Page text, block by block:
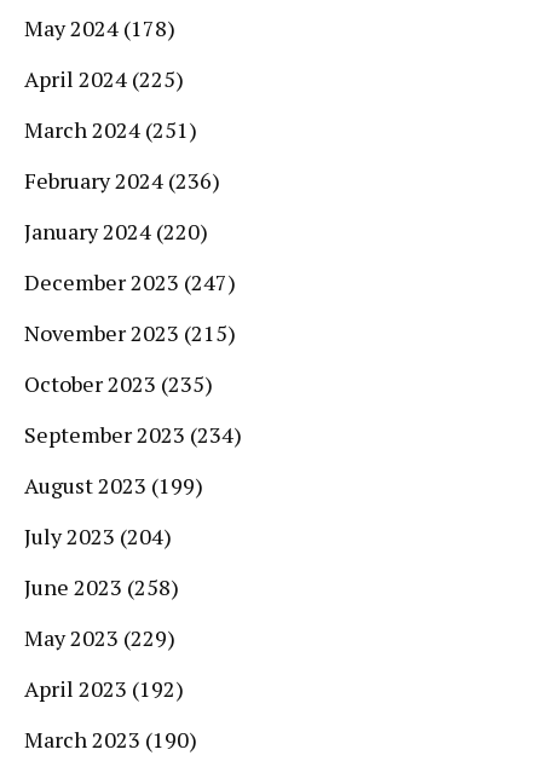
May 2024 (178)
April 2024 (225)
March 2024 (251)
February 2024 (236)
January 2024 (220)
December 2023 (247)
November 2023 (215)
October 2023 (235)
September 2023 (234)
August 2023 (199)
July 2023 (204)
June 2023 (258)
May 2023 (229)
April 2023 (192)
March 2023 (190)